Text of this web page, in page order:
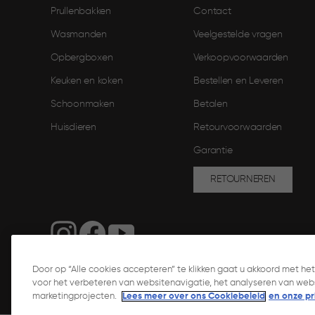
Prullenbakken
Wasmanden
Opbergboxen
Keuken en koken
Schoonmaken
Huisdieren
Contact
Veelgestelde vragen
Verkoopvoorwaarden
Bestellen en Leveren​
Betalen
Retourvoorwaarden
Garantie
RETOURNEREN
Door op “Alle cookies accepteren” te klikken gaat u akkoord met
voor het verbeteren van websitenavigatie, het analyseren van
marketingprojecten.
Lees meer over ons Cookiebeleid en onze